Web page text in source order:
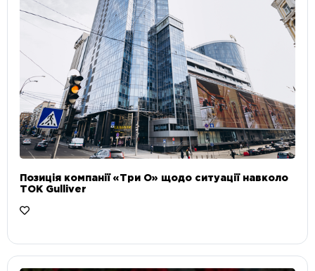
Позиція компанії «Три О» щодо ситуації навколо
ТОК Gulliver